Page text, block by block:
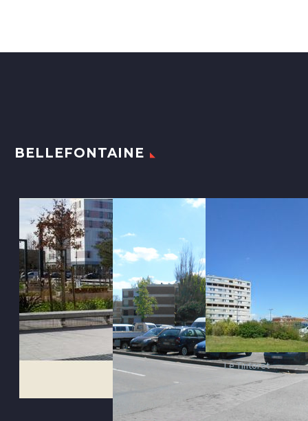
BELLEFONTAINE
Le Tintoret